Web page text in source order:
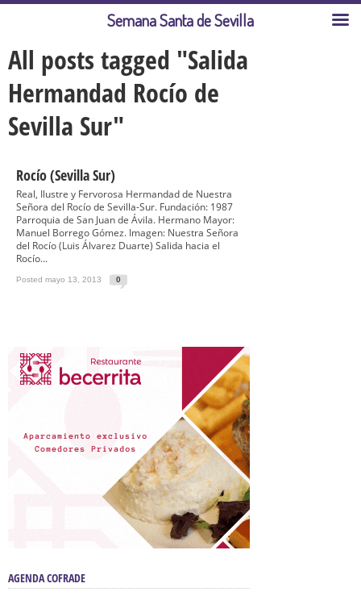
All posts tagged "Salida
Hermandad Rocío de
Sevilla Sur"
Rocío (Sevilla Sur)
Real, Ilustre y Fervorosa Hermandad de Nuestra
Señora del Rocío de Sevilla-Sur. Fundación: 1987
Parroquia de San Juan de Ávila. Hermano Mayor:
Manuel Borrego Gómez. Imagen: Nuestra Señora
del Rocío (Luis Álvarez Duarte) Salida hacia el
Rocío...
Posted mayo 13, 2013 0
AGENDA COFRADE
Semana Santa de Sevilla